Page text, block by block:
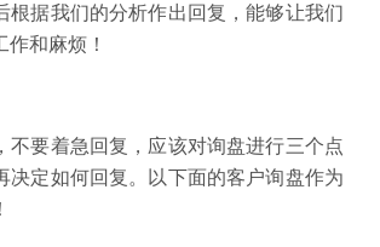
根据我们的分析作出回复，能够让我们
和麻烦！
不要着急回复，应该对询盘进行三个点
决定如何回复。以下面的客户询盘作为